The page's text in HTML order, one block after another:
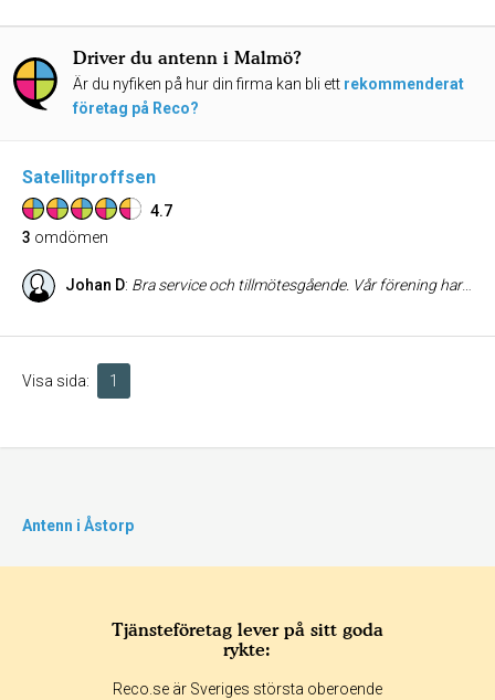
Driver du antenn i Malmö?
Är du nyfiken på hur din firma kan bli ett rekommenderat
företag på Reco?
Satellitproffsen
4.7
3 omdömen
Johan D: Bra service och tillmötesgående. Vår förening har haft deras utrusning i många år. Vi har även använt dem för service av Antenn-system. Kompetenta och lätta att kommunicera med.
Visa sida: 1
Antenn i Åstorp
Tjänsteföretag lever på sitt goda
rykte:
Reco.se är Sveriges största oberoende